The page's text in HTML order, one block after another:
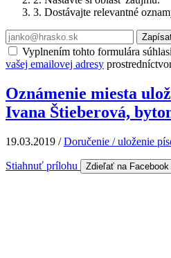
3. Dostávajte relevantné
Vyplnením tohto formulára
vašej emailovej adresy
Oznámenie miesta
Ivana Štieberová,
19.03.2019 /Doručenie / uloženie
Stiahnuť prílohu Zdieľať na Facebook